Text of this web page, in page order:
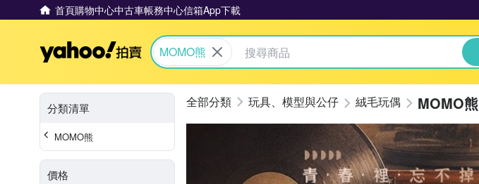
首頁購物中心中古車帳務中心信箱App下載
Yahoo拍賣
MOMO熊
分類清單
MOMO熊
價格
玩具、模型與公仔 絨毛玩偶 MOMO熊